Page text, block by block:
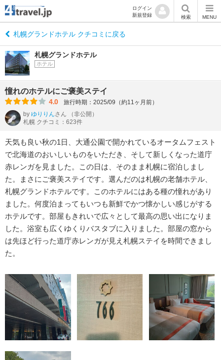
ログイン
新規登録
検索 MENU
札幌グランドホテル クチコミに戻る
札幌グランドホテル
ホテル
憧れのホテルにご褒美ステイ
4.0
旅行時期：2025/09（約11ヶ月前）
by ゆりりんさん
（非公開）
札幌 クチコミ：623件
天気も良い秋の1日、大通公園で開かれているオータムフェスト
で北海道のおいしいものをいただき、そして新しくなった道庁
赤レンガを見ました。この日は、そのまま札幌に宿泊しまし
た。まさにご褒美ステイです。選んだのは札幌の老舗ホテル、
札幌グランドホテルです。このホテルにはある種の憧れがあり
ました。何度泊まってもいつも新鮮でかつ懐かしい感じがする
ホテルです。部屋もきれいで広々として最高の思い出になりま
した。浴室も広くゆくりバスタブに入りました。部屋の窓から
は先ほど行った道庁赤レンガが見え札幌ステイを時間できまし
た。